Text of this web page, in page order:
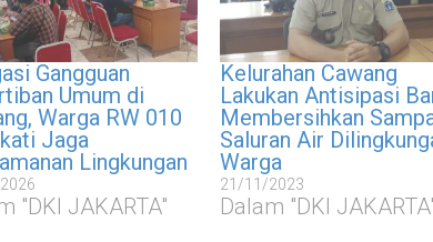
Gangguan
Umum di
Warga RW 010
Jaga
Lingkungan
"DKI JAKARTA"
Kelurahan Cawang
Lakukan Antisipasi
Membersihkan
Saluran Air
Warga
21/11/2023
Dalam "DKI